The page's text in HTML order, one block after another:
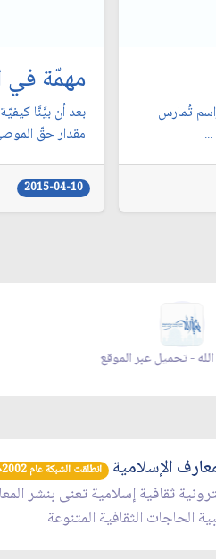
تُمارس
مهمّة في
بعد أن بيَّنَّا
مقدار حقّ
2015-04-10
- تحميل عبر الموقع
الإسلامية انطلقت الشبكة عام 2002م.
ثقافية إسلامية تعنى بنشر
الحاجات الثقافية المتنوعة